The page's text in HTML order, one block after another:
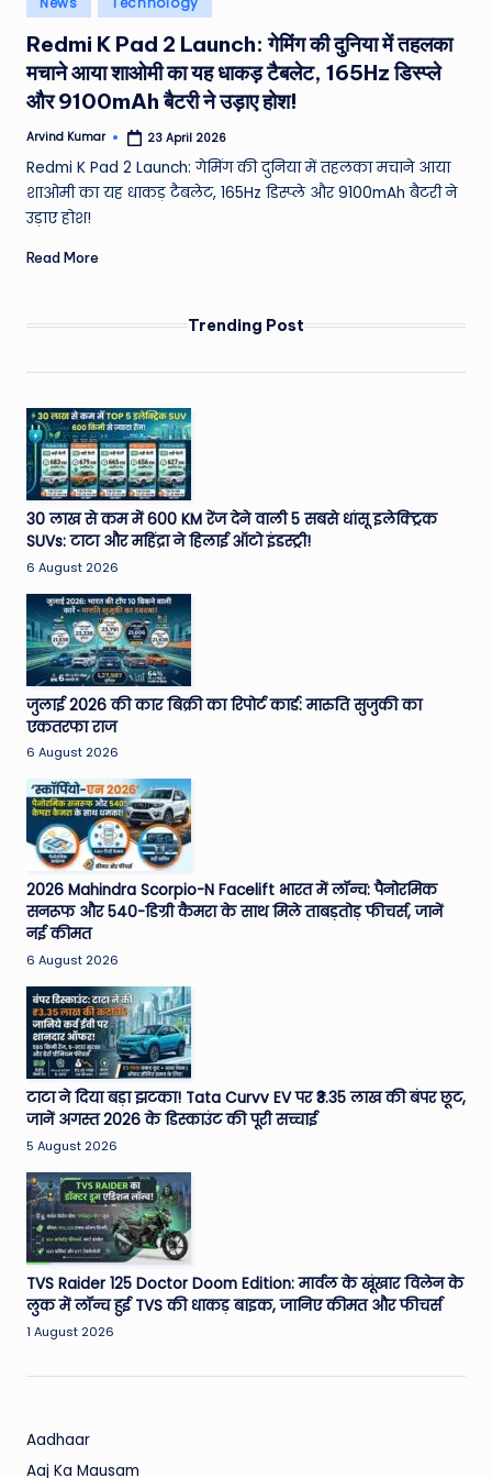
e
a
t
er
,
T
e
h
&
M
o
vi
e
N
e
w
s
A
ro
u
n
d
T
h
e
W
o
rl
d
in
Redmi K Pad 2 Launch: गेमिंग की दुनिया में तहलका
मचाने आया शाओमी का यह धाकड़ टैबलेट, 165Hz डिस्प्ले
और 9100mAh बैटरी ने उड़ाए होश!
Posted
Arvind Kumar 23 April 2026
Redmi K Pad 2 Launch: गेमिंग की दुनिया में तहलका मचाने आया
शाओमी का यह धाकड़ टैबलेट, 165Hz डिस्प्ले और 9100mAh बैटरी ने
उड़ाए होश!
Read More
Trending Post
30 लाख से कम में 600 KM रेंज देने वाली 5 सबसे धांसू इलेक्ट्रिक
SUVs: टाटा और महिंद्रा ने हिलाई ऑटो इंडस्ट्री!
6 August 2026
जुलाई 2026 की कार बिक्री का रिपोर्ट कार्ड: मारुति सुजुकी का
एकतरफा राज
6 August 2026
2026 Mahindra Scorpio-N Facelift भारत में लॉन्च: पैनोरमिक
सनरूफ और 540-डिग्री कैमरा के साथ मिले ताबड़तोड़ फीचर्स, जानें
नई कीमत
6 August 2026
टाटा ने दिया बड़ा झटका! Tata Curvv EV पर ₹3.35 लाख की बंपर छूट,
जानें अगस्त 2026 के डिस्काउंट की पूरी सच्चाई
5 August 2026
TVS Raider 125 Doctor Doom Edition: मार्वल के खूंखार विलेन के
लुक में लॉन्च हुई TVS की धाकड़ बाइक, जानिए कीमत और फीचर्स
1 August 2026
Aadhaar
Aaj Ka Mausam